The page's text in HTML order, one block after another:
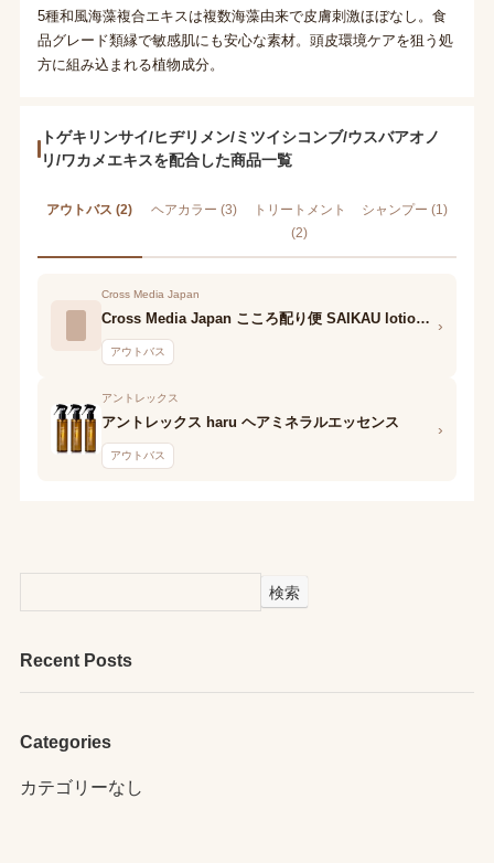
5種和風海藻複合エキスは複数海藻由来で皮膚刺激ほぼなし。食
品グレード類縁で敏感肌にも安心な素材。頭皮環境ケアを狙う処
方に組み込まれる植物成分。
トゲキリンサイ/ヒヂリメン/ミツイシコンブ/ウスバアオノ
リ/ワカメエキスを配合した商品一覧
アウトバス (2) ヘアカラー (3)
トリートメント
(2)
シャンプー (1)
Cross Media Japan
Cross Media Japan こころ配り便 SAIKAU lotion(催花雨ローション)
アウトバス
›
アントレックス
アントレックス haru ヘアミネラルエッセンス
アウトバス
›
検索
Recent Posts
Categories
カテゴリーなし